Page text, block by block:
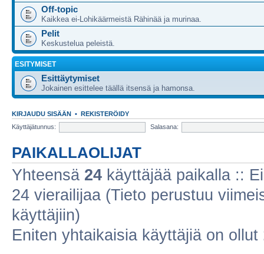
Off-topic
Kaikkea ei-Lohikäärmeistä Rähinää ja murinaa.
Pelit
Keskustelua peleistä.
ESITYMISET
Esittäytymiset
Jokainen esittelee täällä itsensä ja hamonsa.
KIRJAUDU SISÄÄN • REKISTERÖIDY
Käyttäjätunnus:
Salasana:
PAIKALLAOLIJAT
Yhteensä 24 käyttäjää paikalla ::
24 vierailijaa (Tieto perustuu
käyttäjiin)
Eniten yhtaikaisia käyttäjiä on ollut